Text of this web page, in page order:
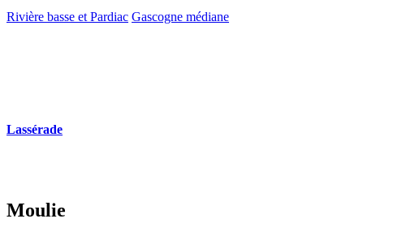
Rivière basse et Pardiac Gascogne médiane
Lassérade
Moulie